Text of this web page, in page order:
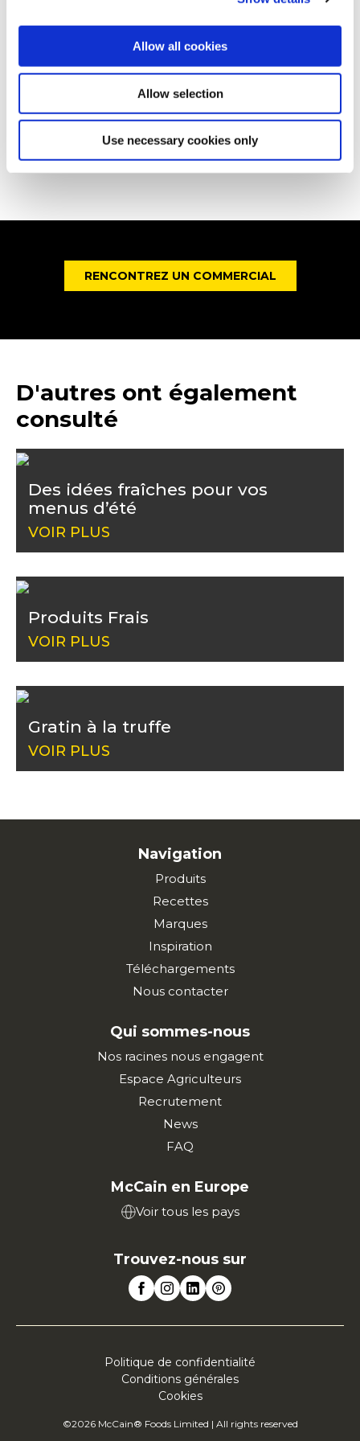
Allow all cookies
Allow selection
Use necessary cookies only
portionnables facilement avec une excellente
tenue à la réchauffe.
RENCONTREZ UN COMMERCIAL
D'autres ont également
consulté
Des idées fraîches pour vos
menus d’été
VOIR PLUS
Produits Frais
VOIR PLUS
Gratin à la truffe
VOIR PLUS
Navigation
Produits
Recettes
Marques
Inspiration
Téléchargements
Nous contacter
Qui sommes-nous
Nos racines nous engagent
Espace Agriculteurs
Recrutement
News
FAQ
McCain en Europe
Voir tous les pays
Trouvez-nous sur
Politique de confidentialité
Conditions générales
Cookies
©2026 McCain® Foods Limited | All rights reserved